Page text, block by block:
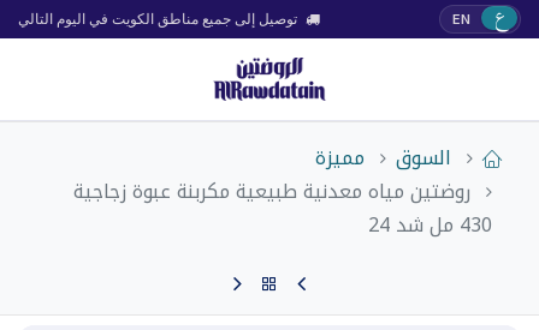
توصيل إلى جميع مناطق الكويت في اليوم التالي ع EN
السوق
مميزة
روضتين مياه معدنية طبيعية مكربنة عبوة زجاجية
430 مل شد 24